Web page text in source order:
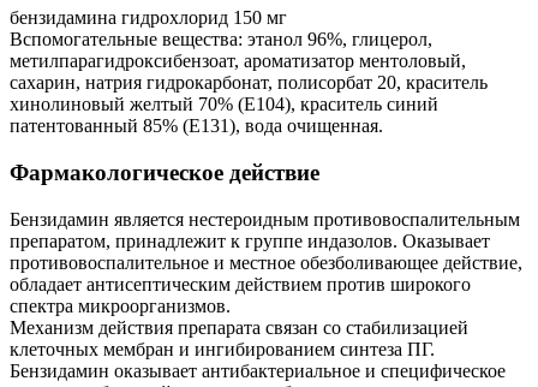
бензидамина гидрохлорид 150 мг
Вспомогательные вещества: этанол 96%, глицерол,
метилпарагидроксибензоат, ароматизатор ментоловый,
сахарин, натрия гидрокарбонат, полисорбат 20, краситель
хинолиновый желтый 70% (Е104), краситель синий
патентованный 85% (Е131), вода очищенная.
Фармакологическое действие
Бензидамин является нестероидным противовоспалительным
препаратом, принадлежит к группе индазолов. Оказывает
противовоспалительное и местное обезболивающее действие,
обладает антисептическим действием против широкого
спектра микроорганизмов.
Механизм действия препарата связан со стабилизацией
клеточных мембран и ингибированием синтеза ПГ.
Бензидамин оказывает антибактериальное и специфическое